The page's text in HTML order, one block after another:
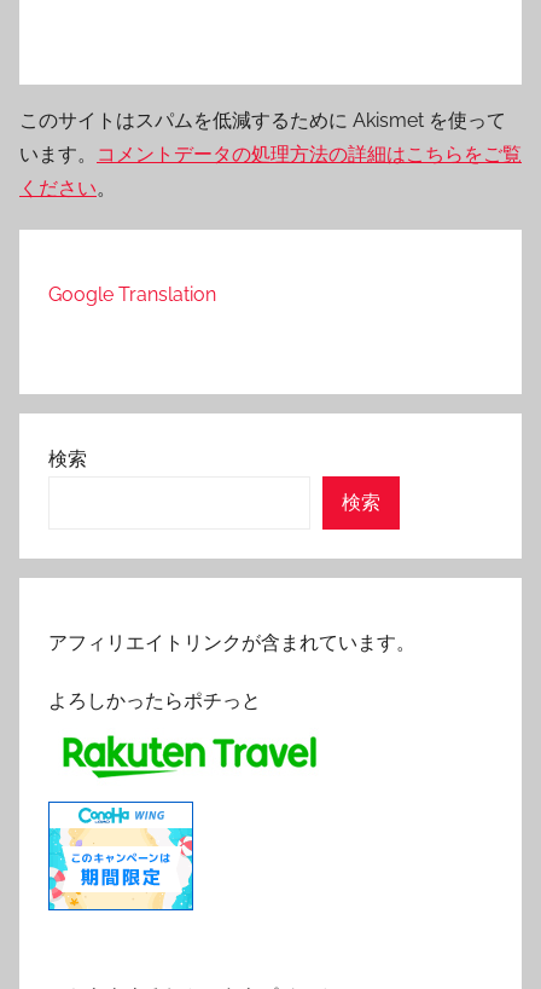
このサイトはスパムを低減するために Akismet を使って
います。
コメントデータの処理方法の詳細はこちらをご覧
ください。
Google Translation
検索
検索
アフィリエイトリンクが含まれています。
よろしかったらポチっと